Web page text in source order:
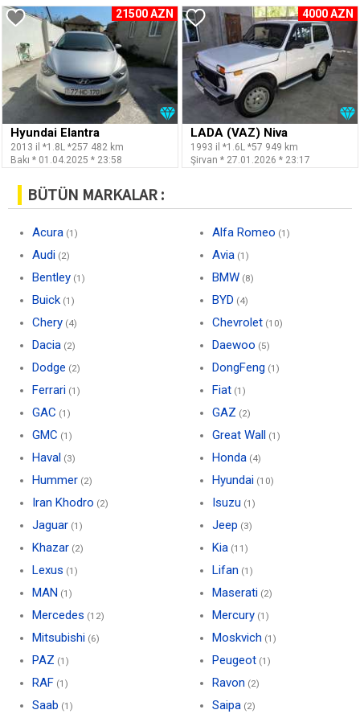
21500 AZN
Hyundai Elantra
2013 il *1.8L *257 482 km
Bakı * 01.04.2025 * 23:58
4000 AZN
LADA (VAZ) Niva
1993 il *1.6L *57 949 km
Şirvan * 27.01.2026 * 23:17
BÜTÜN MARKALAR :
Acura (1)
Audi (2)
Bentley (1)
Buick (1)
Chery (4)
Dacia (2)
Dodge (2)
Ferrari (1)
GAC (1)
GMC (1)
Haval (3)
Hummer (2)
Iran Khodro (2)
Jaguar (1)
Khazar (2)
Lexus (1)
MAN (1)
Mercedes (12)
Mitsubishi (6)
PAZ (1)
RAF (1)
Saab (1)
Alfa Romeo (1)
Avia (1)
BMW (8)
BYD (4)
Chevrolet (10)
Daewoo (5)
DongFeng (1)
Fiat (1)
GAZ (2)
Great Wall (1)
Honda (4)
Hyundai (10)
Isuzu (1)
Jeep (3)
Kia (11)
Lifan (1)
Maserati (2)
Mercury (1)
Moskvich (1)
Peugeot (1)
Ravon (2)
Saipa (2)